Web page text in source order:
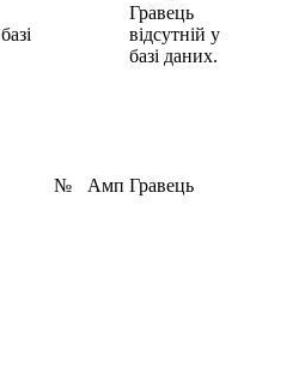
Гравець
відсутній у
базі даних.
№ Амп Гравець